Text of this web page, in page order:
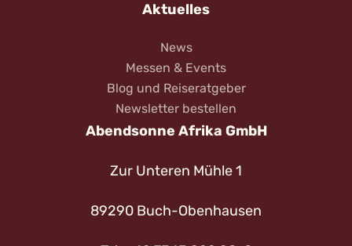
Aktuelles
News
Messen & Events
Blog und Reiseratgeber
Newsletter bestellen
Abendsonne Afrika GmbH
Zur Unteren Mühle 1
89290 Buch-Obenhausen